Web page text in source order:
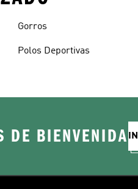
Gorros
Polos Deportivas
DE BIENVENIDA